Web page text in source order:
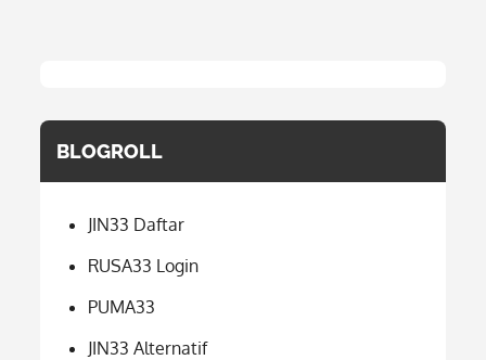
BLOGROLL
JIN33 Daftar
RUSA33 Login
PUMA33
JIN33 Alternatif